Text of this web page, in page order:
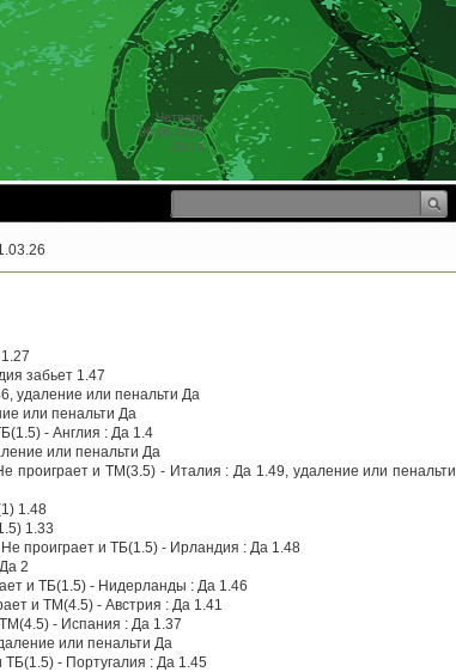
Четверг
06.08.2026
20:15
забьет 1.47
удаление или пенальти Да
или пенальти Да
- Англия : Да 1.4
или пенальти Да
проиграет и ТМ(3.5) - Италия : Да 1.49, удаление или пенальти
1.48
1.33
проиграет и ТБ(1.5) - Ирландия : Да 1.48
2
и ТБ(1.5) - Нидерланды : Да 1.46
и ТМ(4.5) - Австрия : Да 1.41
- Испания : Да 1.37
или пенальти Да
- Португалия : Да 1.45